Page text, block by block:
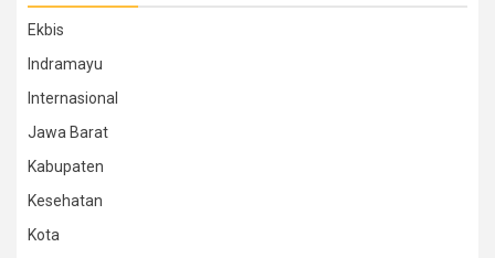
Ekbis
Indramayu
Internasional
Jawa Barat
Kabupaten
Kesehatan
Kota